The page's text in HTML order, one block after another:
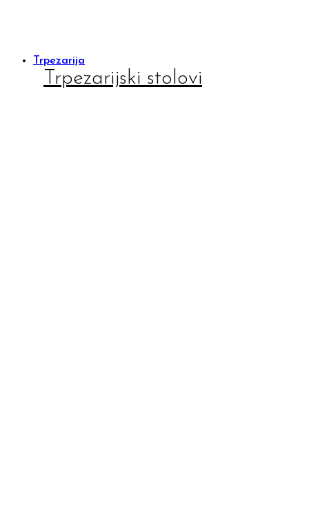
Trpezarija
Trpezarijski stolovi